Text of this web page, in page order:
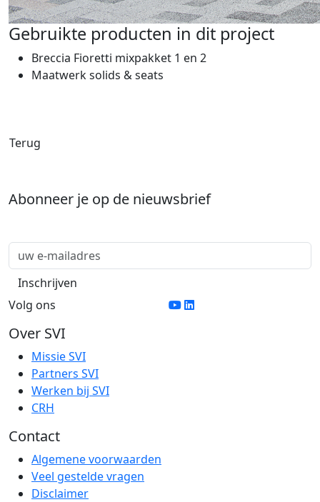
Gebruikte producten in dit project
Breccia Fioretti mixpakket 1 en 2
Maatwerk solids & seats
Terug
Abonneer je op de nieuwsbrief
Volg ons
Over SVI
Missie SVI
Partners SVI
Werken bij SVI
CRH
Contact
Algemene voorwaarden
Veel gestelde vragen
Disclaimer